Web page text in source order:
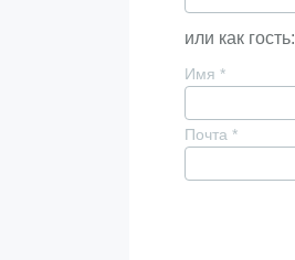
или как гость:
Имя *
Почта *